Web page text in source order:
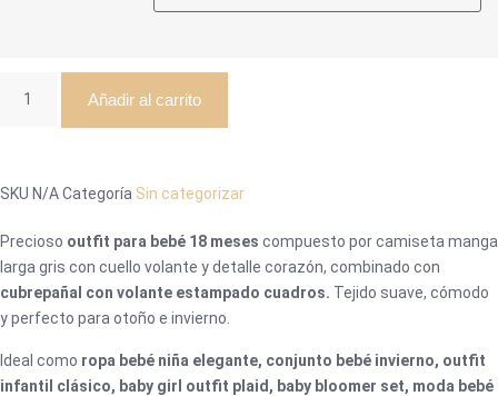
Añadir al carrito
SKU N/ACategoría Sin categorizar
Precioso outfit para bebé 18 meses compuesto por camiseta manga
larga gris con cuello volante y detalle corazón, combinado con
cubrepañal con volante estampado cuadros. Tejido suave, cómodo
y perfecto para otoño e invierno.
Ideal como ropa bebé niña elegante, conjunto bebé invierno, outfit
infantil clásico, baby girl outfit plaid, baby bloomer set, moda bebé